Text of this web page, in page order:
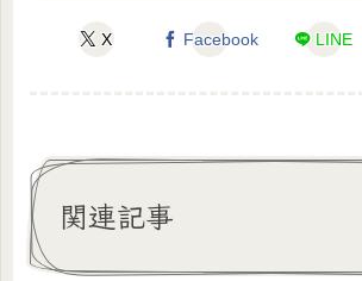
X Facebook LINE
関連記事